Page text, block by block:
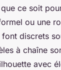
ce soit
ou une
discrets
à chaîne
avec